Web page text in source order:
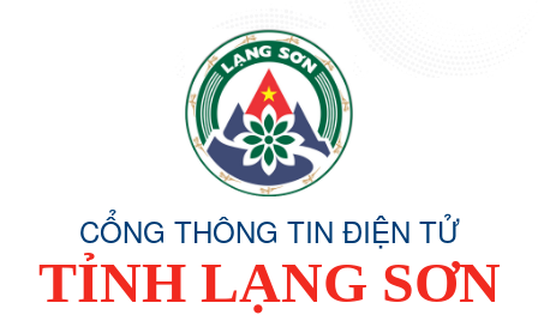
CỔNG THÔNG TIN ĐIỆN TỬ
TỈNH LẠNG SƠN